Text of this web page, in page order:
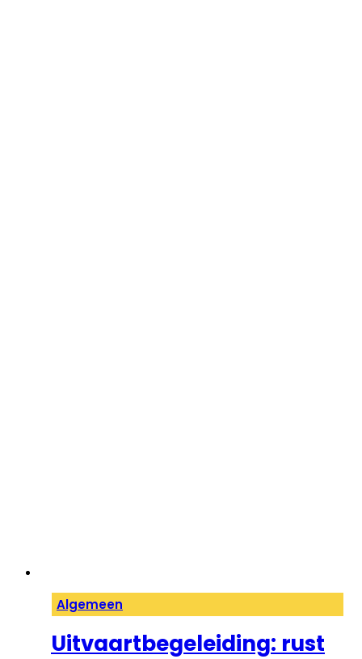
Algemeen
Uitvaartbegeleiding: rust